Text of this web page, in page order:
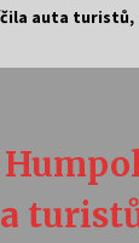
Josefíny
auta